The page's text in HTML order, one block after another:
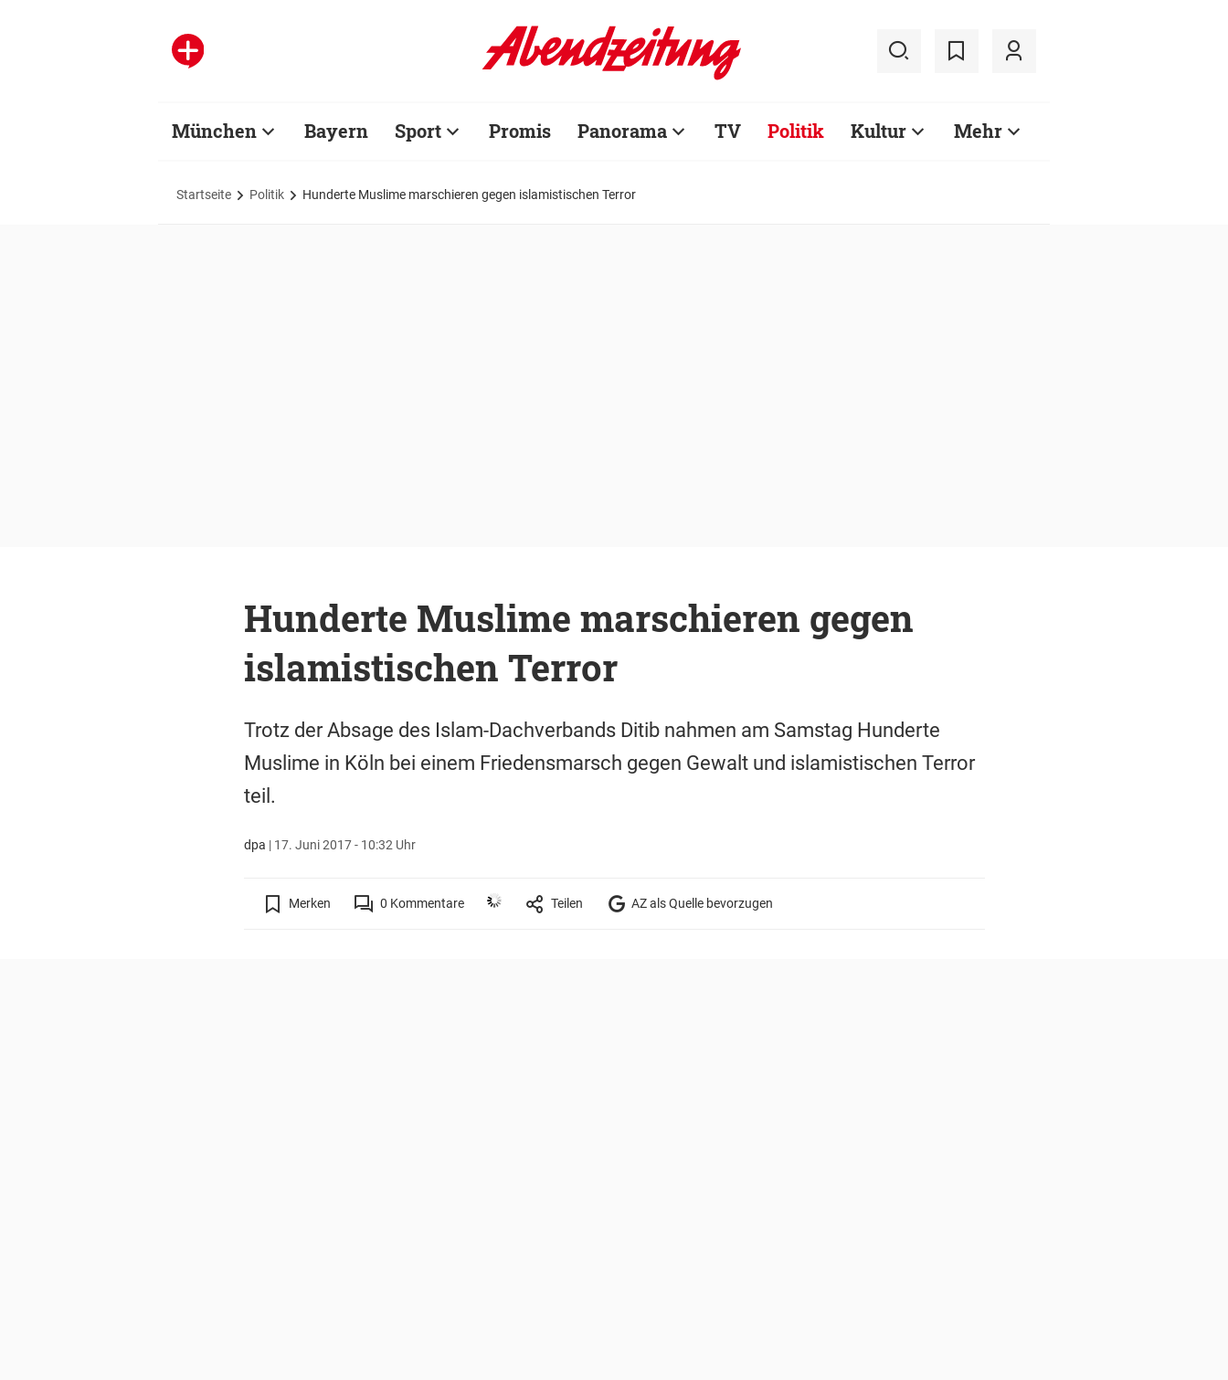
München Bayern Sport Promis Panorama TV Politik Kultur Mehr
Startseite Politik Hunderte Muslime marschieren gegen islamistischen Terror
Hunderte Muslime marschieren gegen
islamistischen Terror
Trotz der Absage des Islam-Dachverbands Ditib nahmen am Samstag Hunderte
Muslime in Köln bei einem Friedensmarsch gegen Gewalt und islamistischen Terror
teil.
dpa | 17. Juni 2017 - 10:32 Uhr
Merken 0 Kommentare Teilen AZ als Quelle bevorzugen